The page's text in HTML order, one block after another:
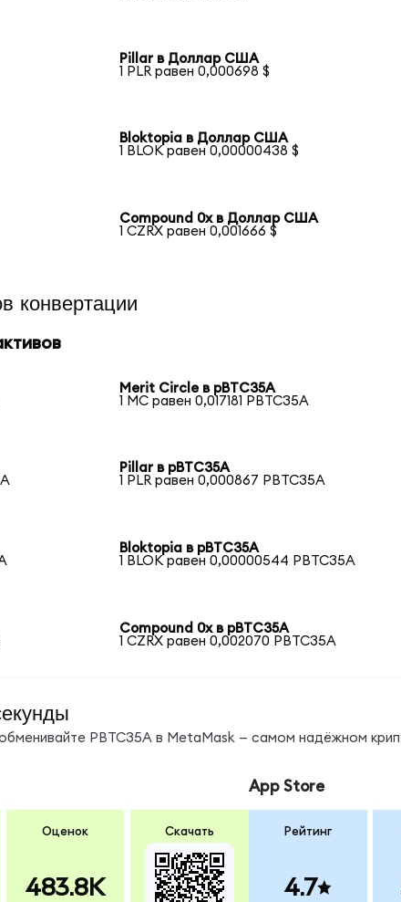
Pillar в Доллар США
1 PLR равен 0,000698 $
Bloktopia в Доллар США
1 BLOK равен 0,00000438 $
Compound 0x в Доллар США
1 CZRX равен 0,001666 $
конвертации
Merit Circle в pBTC35A
1 MC равен 0,017181 PBTC35A
Pillar в pBTC35A
1 PLR равен 0,000867 PBTC35A
Bloktopia в pBTC35A
1 BLOK равен 0,00000544 PBTC35A
Compound 0x в pBTC35A
1 CZRX равен 0,002070 PBTC35A
PBTC35A в MetaMask — самом надёжном
Оценок
483.8K
Скачать
App Store
Рейтинг
4.7